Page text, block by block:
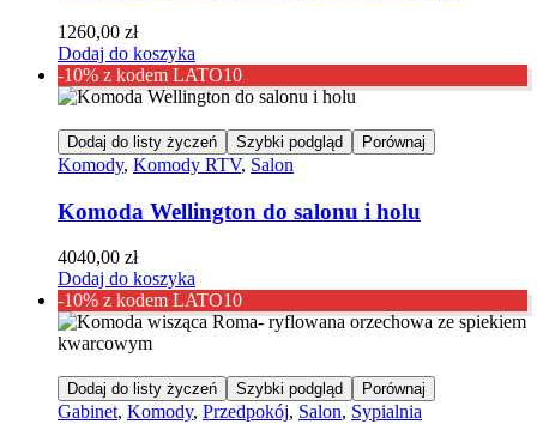
1260,00 zł
Dodaj do koszyka
-10% z kodem LATO10
Dodaj do listy życzeń Szybki podgląd Porównaj
Komody, Komody RTV, Salon
Komoda Wellington do salonu i holu
4040,00 zł
Dodaj do koszyka
-10% z kodem LATO10
Dodaj do listy życzeń Szybki podgląd Porównaj
Gabinet, Komody, Przedpokój, Salon, Sypialnia